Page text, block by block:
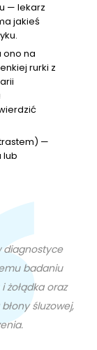
— lekarz
jakieś
na
rurki z
—
lub
diagnostyce
badaniu
żołądka oraz
śluzowej,